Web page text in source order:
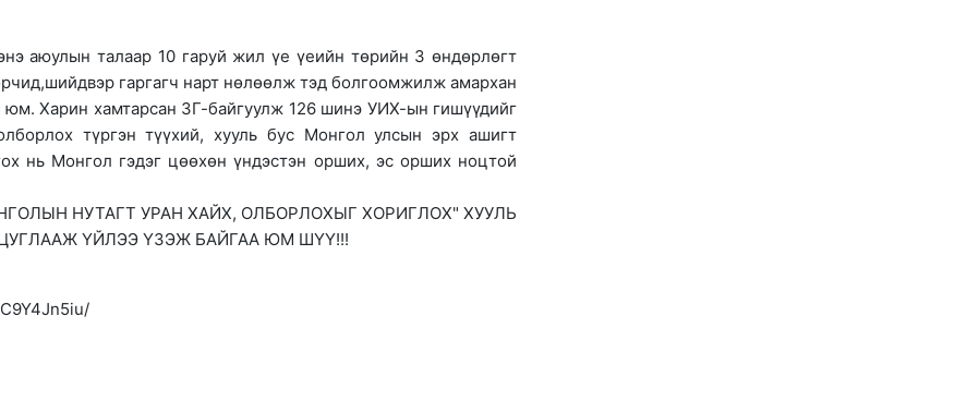
аюулын талаар 10 гаруй жил үе үеийн төрийн 3 өндөрлөгт
гаргагч нарт нөлөөлж тэд болгоомжилж амархан
юм. Харин хамтарсан ЗГ-байгуулж 126 шинэ УИХ-ын гишүүдийг
түргэн түүхий, хууль бус Монгол улсын эрх ашигт
нь Монгол гэдэг цөөхөн үндэстэн орших, эс орших ноцтой
НУТАГТ УРАН ХАЙХ, ОЛБОРЛОХЫГ ХОРИГЛОХ" ХУУЛЬ
ҮЙЛЭЭ ҮЗЭЖ БАЙГАА ЮМ ШҮҮ!!!